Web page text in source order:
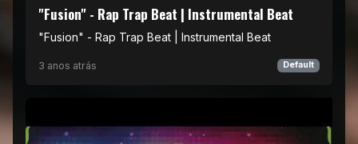
"Fusion" - Rap Trap Beat | Instrumental Beat
"Fusion" - Rap Trap Beat | Instrumental Beat
3 anos atrás Default